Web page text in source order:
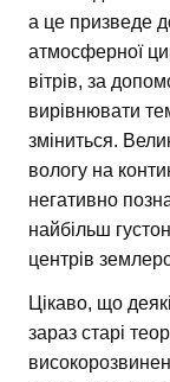
а це призведе
атмосферної
вітрів, за
вирівнювати
зміниться.
вологу на
негативно
найбільш
центрів
Цікаво, що
зараз старі